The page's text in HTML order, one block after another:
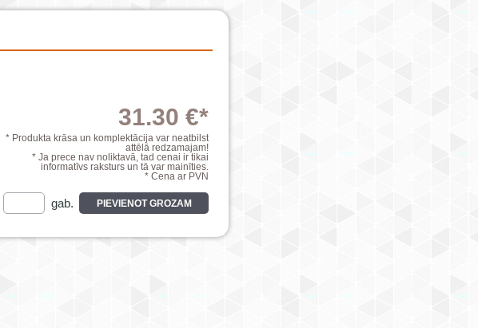
31.30 €*
* Produkta krāsa un komplektācija var neatbilst
attēlā redzamajam!
* Ja prece nav noliktavā, tad cenai ir tikai
informatīvs raksturs un tā var mainīties.
* Cena ar PVN
PIEVIENOT GROZAM
gab.